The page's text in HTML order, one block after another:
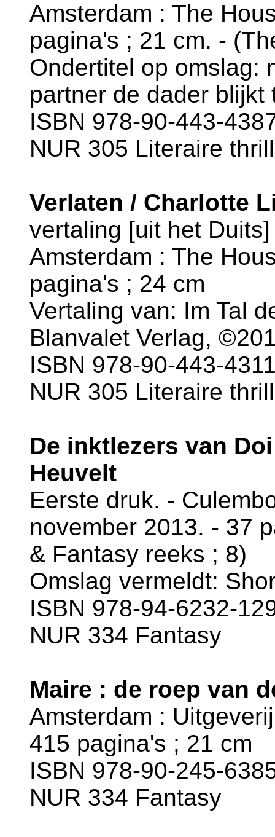
Amsterdam : The
pagina's ; 21 cm. -
Ondertitel op omslag:
partner de dader blijkt
ISBN 978-90-443-
NUR 305 Literaire
Verlaten / Charlotte
vertaling [uit het
Amsterdam : The
pagina's ; 24 cm
Vertaling van: Im Tal
Blanvalet Verlag,
ISBN 978-90-443-
NUR 305 Literaire
De inktlezers van
Heuvelt
Eerste druk. -
november 2013. - 37
& Fantasy reeks ; 8)
Omslag vermeldt:
ISBN 978-94-6232-
NUR 334 Fantasy
Maire : de roep van
Amsterdam :
415 pagina's ; 21 cm
ISBN 978-90-245-
NUR 334 Fantasy